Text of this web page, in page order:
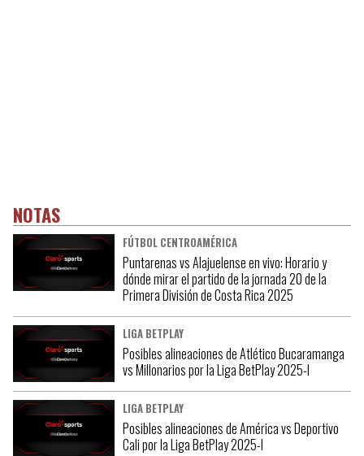
NOTAS
FÚTBOL CENTROAMÉRICA
Puntarenas vs Alajuelense en vivo: Horario y
dónde mirar el partido de la jornada 20 de la
Primera División de Costa Rica 2025
LIGA BETPLAY
Posibles alineaciones de Atlético Bucaramanga
vs Millonarios por la Liga BetPlay 2025-I
LIGA BETPLAY
Posibles alineaciones de América vs Deportivo
Cali por la Liga BetPlay 2025-I